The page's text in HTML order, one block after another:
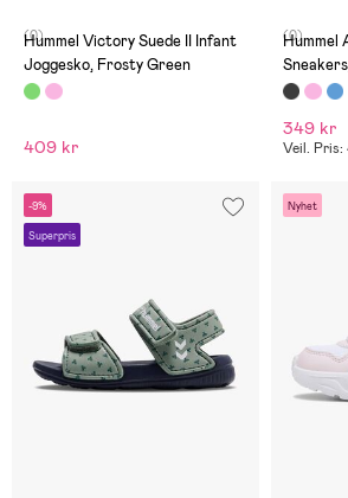
(0)
Hummel Victory Suede II Infant
Joggesko, Frosty Green
409 kr
(0)
Hummel
349 kr
Veil. Pris:
-9%
Superpris
Nyhet